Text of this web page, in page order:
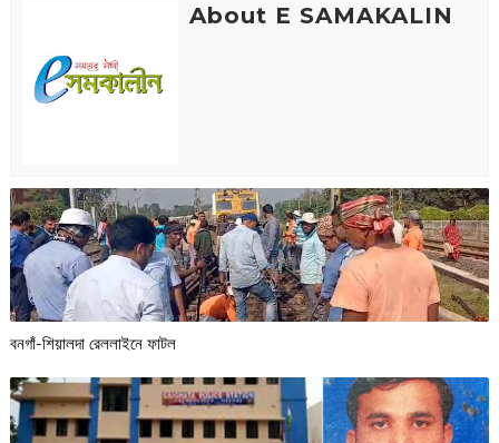
About E SAMAKALIN
বনগাঁ-শিয়ালদা রেললাইনে ফাটল